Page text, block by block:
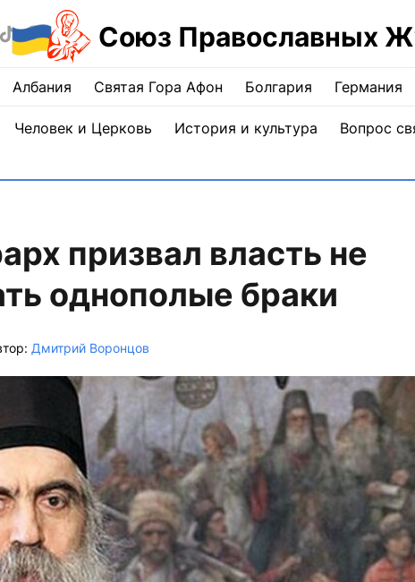
Союз Православных
Албания Святая Гора Афон Болгария Германия
Человек и Церковь История и культура Вопрос
призвал власть не
однополые браки
Дмитрий Воронцов